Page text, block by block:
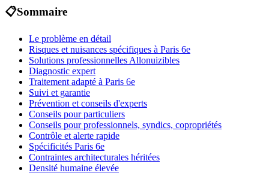
📋Sommaire
Le problème en détail
Risques et nuisances spécifiques à Paris 6e
Solutions professionnelles Allonuizibles
Diagnostic expert
Traitement adapté à Paris 6e
Suivi et garantie
Prévention et conseils d'experts
Conseils pour particuliers
Conseils pour professionnels, syndics, copropriétés
Contrôle et alerte rapide
Spécificités Paris 6e
Contraintes architecturales héritées
Densité humaine élevée